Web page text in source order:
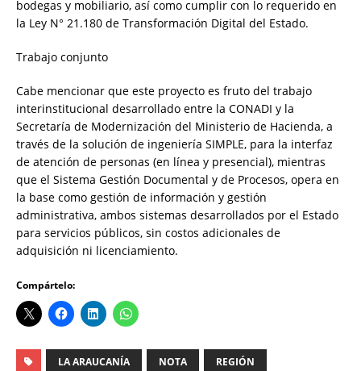
bodegas y mobiliario, así como cumplir con lo requerido en
la Ley N° 21.180 de Transformación Digital del Estado.
Trabajo conjunto
Cabe mencionar que este proyecto es fruto del trabajo
interinstitucional desarrollado entre la CONADI y la
Secretaría de Modernización del Ministerio de Hacienda, a
través de la solución de ingeniería SIMPLE, para la interfaz
de atención de personas (en línea y presencial), mientras
que el Sistema Gestión Documental y de Procesos, opera en
la base como gestión de información y gestión
administrativa, ambos sistemas desarrollados por el Estado
para servicios públicos, sin costos adicionales de
adquisición ni licenciamiento.
Compártelo:
LA ARAUCANÍA NOTA REGIÓN